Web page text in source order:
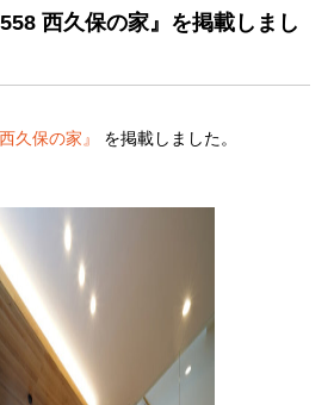
西久保の家』を掲載しまし
久保の家』 を掲載しました。